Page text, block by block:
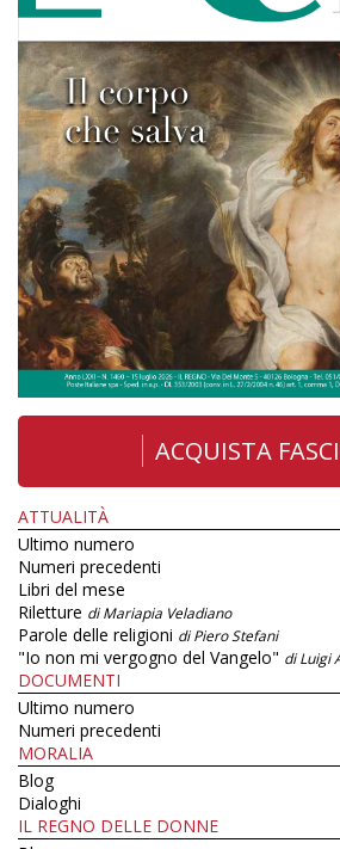
ACQUISTA
ATTUALITÀ
Ultimo numero
Numeri precedenti
Libri del mese
Riletture di Mariapia Veladiano
Parole delle religioni di Piero Stefani
"Io non mi vergogno del Vangelo" di Luigi
DOCUMENTI
Ultimo numero
Numeri precedenti
MORALIA
Blog
Dialoghi
IL REGNO DELLE DONNE